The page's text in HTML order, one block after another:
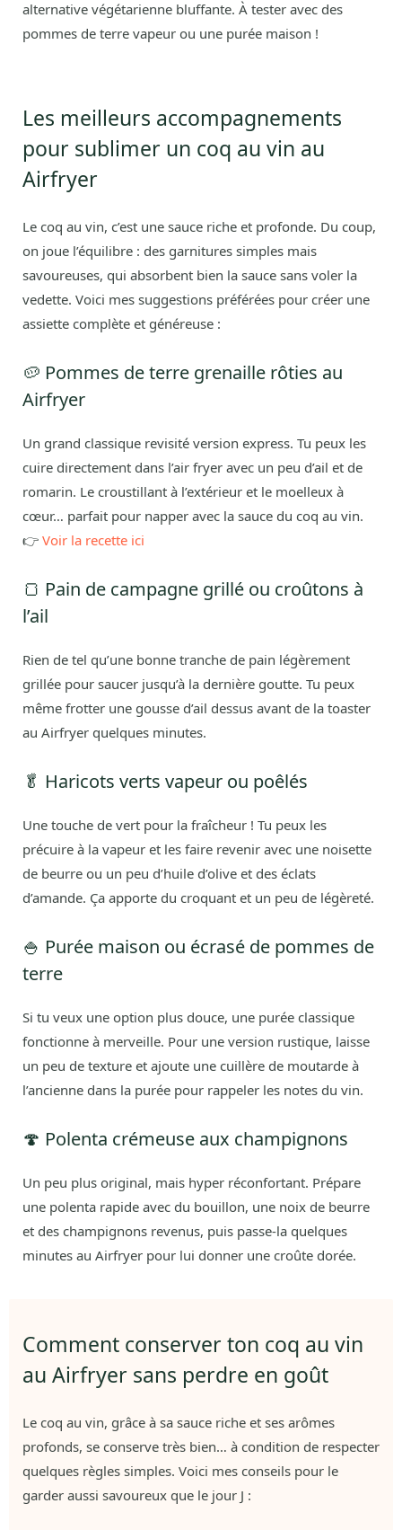
alternative végétarienne bluffante. À tester avec des
pommes de terre vapeur ou une purée maison !
Les meilleurs accompagnements
pour sublimer un coq au vin au
Airfryer
Le coq au vin, c’est une sauce riche et profonde. Du coup,
on joue l’équilibre : des garnitures simples mais
savoureuses, qui absorbent bien la sauce sans voler la
vedette. Voici mes suggestions préférées pour créer une
assiette complète et généreuse :
🥔 Pommes de terre grenaille rôties au
Airfryer
Un grand classique revisité version express. Tu peux les
cuire directement dans l’air fryer avec un peu d’ail et de
romarin. Le croustillant à l’extérieur et le moelleux à
cœur… parfait pour napper avec la sauce du coq au vin.
👉 Voir la recette ici
🍞 Pain de campagne grillé ou croûtons à
l’ail
Rien de tel qu’une bonne tranche de pain légèrement
grillée pour saucer jusqu’à la dernière goutte. Tu peux
même frotter une gousse d’ail dessus avant de la toaster
au Airfryer quelques minutes.
🥬 Haricots verts vapeur ou poêlés
Une touche de vert pour la fraîcheur ! Tu peux les
précuire à la vapeur et les faire revenir avec une noisette
de beurre ou un peu d’huile d’olive et des éclats
d’amande. Ça apporte du croquant et un peu de légèreté.
🍚 Purée maison ou écrasé de pommes de
terre
Si tu veux une option plus douce, une purée classique
fonctionne à merveille. Pour une version rustique, laisse
un peu de texture et ajoute une cuillère de moutarde à
l’ancienne dans la purée pour rappeler les notes du vin.
🍄 Polenta crémeuse aux champignons
Un peu plus original, mais hyper réconfortant. Prépare
une polenta rapide avec du bouillon, une noix de beurre
et des champignons revenus, puis passe-la quelques
minutes au Airfryer pour lui donner une croûte dorée.
Comment conserver ton coq au vin
au Airfryer sans perdre en goût
Le coq au vin, grâce à sa sauce riche et ses arômes
profonds, se conserve très bien… à condition de respecter
quelques règles simples. Voici mes conseils pour le
garder aussi savoureux que le jour J :